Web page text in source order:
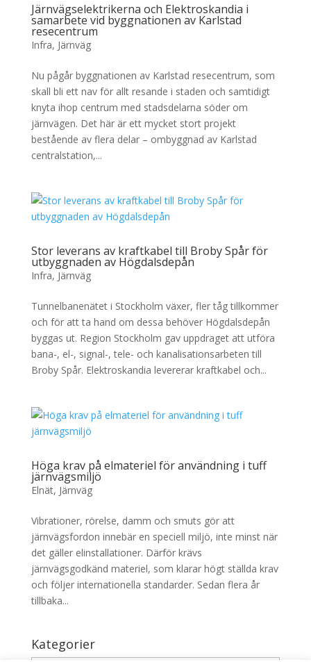
Järnvägselektrikerna och Elektroskandia i
samarbete vid byggnationen av Karlstad
resecentrum
Infra, Järnväg
Nu pågår byggnationen av Karlstad resecentrum, som
skall bli ett nav för allt resande i staden och samtidigt
knyta ihop centrum med stadsdelarna söder om
järnvägen. Det här är ett mycket stort projekt
bestående av flera delar – ombyggnad av Karlstad
centralstation,...
Stor leverans av kraftkabel till Broby Spår för
utbyggnaden av Högdalsdepån
Infra, Järnväg
Tunnelbanenätet i Stockholm växer, fler tåg tillkommer
och för att ta hand om dessa behöver Högdalsdepån
byggas ut. Region Stockholm gav uppdraget att utföra
bana-, el-, signal-, tele- och kanalisationsarbeten till
Broby Spår. Elektroskandia levererar kraftkabel och...
Höga krav på elmateriel för användning i tuff
järnvägsmiljö
Elnät, Järnväg
Vibrationer, rörelse, damm och smuts gör att
järnvägsfordon innebär en speciell miljö, inte minst när
det gäller elinstallationer. Därför krävs
järnvägsgodkänd materiel, som klarar högt ställda krav
och följer internationella standarder. Sedan flera år
tillbaka...
Kategorier